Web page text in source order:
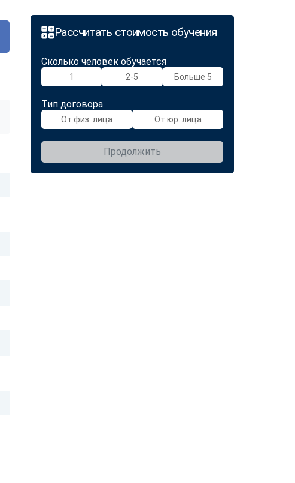
Рассчитать стоимость обучения
Сколько человек обучается
1 2-5 Больше 5
Тип договора
От физ. лица От юр. лица
Продолжить